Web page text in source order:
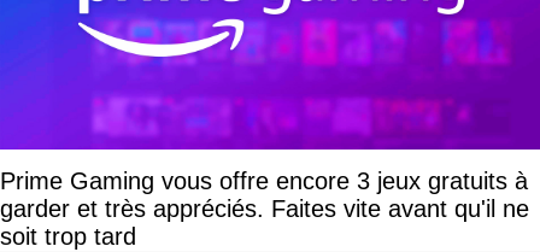
Prime Gaming vous offre encore 3 jeux gratuits à
garder et très appréciés. Faites vite avant qu'il ne
soit trop tard